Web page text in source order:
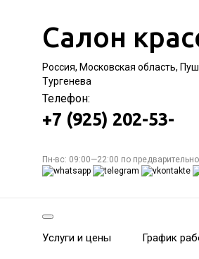
Салон
Россия, Московская область,
Тургенева
Телефон:
+7 (925) 202-53-
Пн-вс: 09:00—22:00 по
Услуги и цены График